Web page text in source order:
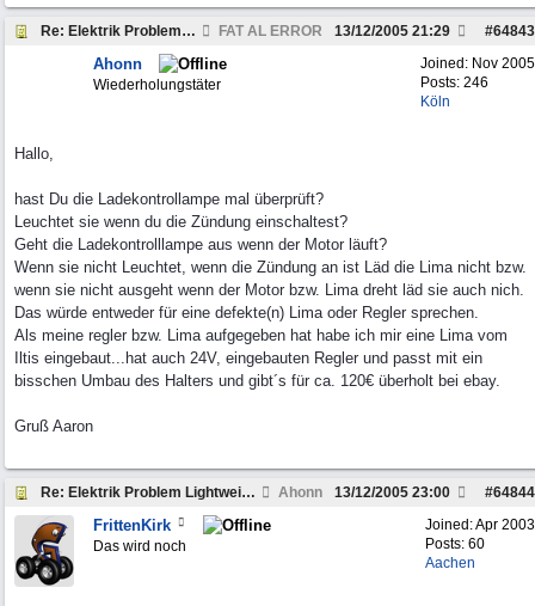
Re: Elektrik Problem Lightweight FAT AL ERROR #64843
13/12/2005 21:29
Joined: Nov 2005
Posts: 246
Köln
Ahonn
Wiederholungstäter
Hallo,
hast Du die Ladekontrollampe mal überprüft?
Leuchtet sie wenn du die Zündung einschaltest?
Geht die Ladekontrolllampe aus wenn der Motor läuft?
Wenn sie nicht Leuchtet, wenn die Zündung an ist Läd die Lima nicht bzw.
wenn sie nicht ausgeht wenn der Motor bzw. Lima dreht läd sie auch nich.
Das würde entweder für eine defekte(n) Lima oder Regler sprechen.
Als meine regler bzw. Lima aufgegeben hat habe ich mir eine Lima vom
Iltis eingebaut...hat auch 24V, eingebauten Regler und passt mit ein
bisschen Umbau des Halters und gibt´s für ca. 120€ überholt bei ebay.
Gruß Aaron
Re: Elektrik Problem Lightweight Ahonn #64844
13/12/2005 23:00
Joined:Apr 2003
Posts: 60
Aachen
FrittenKirk
Das wird noch